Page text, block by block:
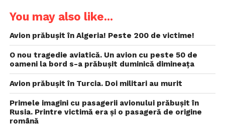
You may also like...
Avion prăbușit în Algeria! Peste 200 de victime!
O nou tragedie aviatică. Un avion cu peste 50 de
oameni la bord s-a prăbușit duminică dimineața
Avion prăbușit în Turcia. Doi militari au murit
Primele imagini cu pasagerii avionului prăbușit în
Rusia. Printre victimă era și o pasageră de origine
română